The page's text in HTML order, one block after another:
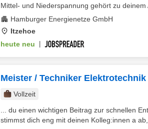
Mittel- und Niederspannung gehört zu deinem
Hamburger Energienetze GmbH
Itzehoe
heute neu
Meister / Techniker
Vollzeit
... du einen wichtigen Beitrag zur schnellen
stimmst dich eng mit deinen Kolleg:innen a ab,